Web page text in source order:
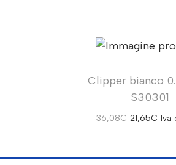
Clipper bianco
S30301
36,08€ 21,65€ Iva